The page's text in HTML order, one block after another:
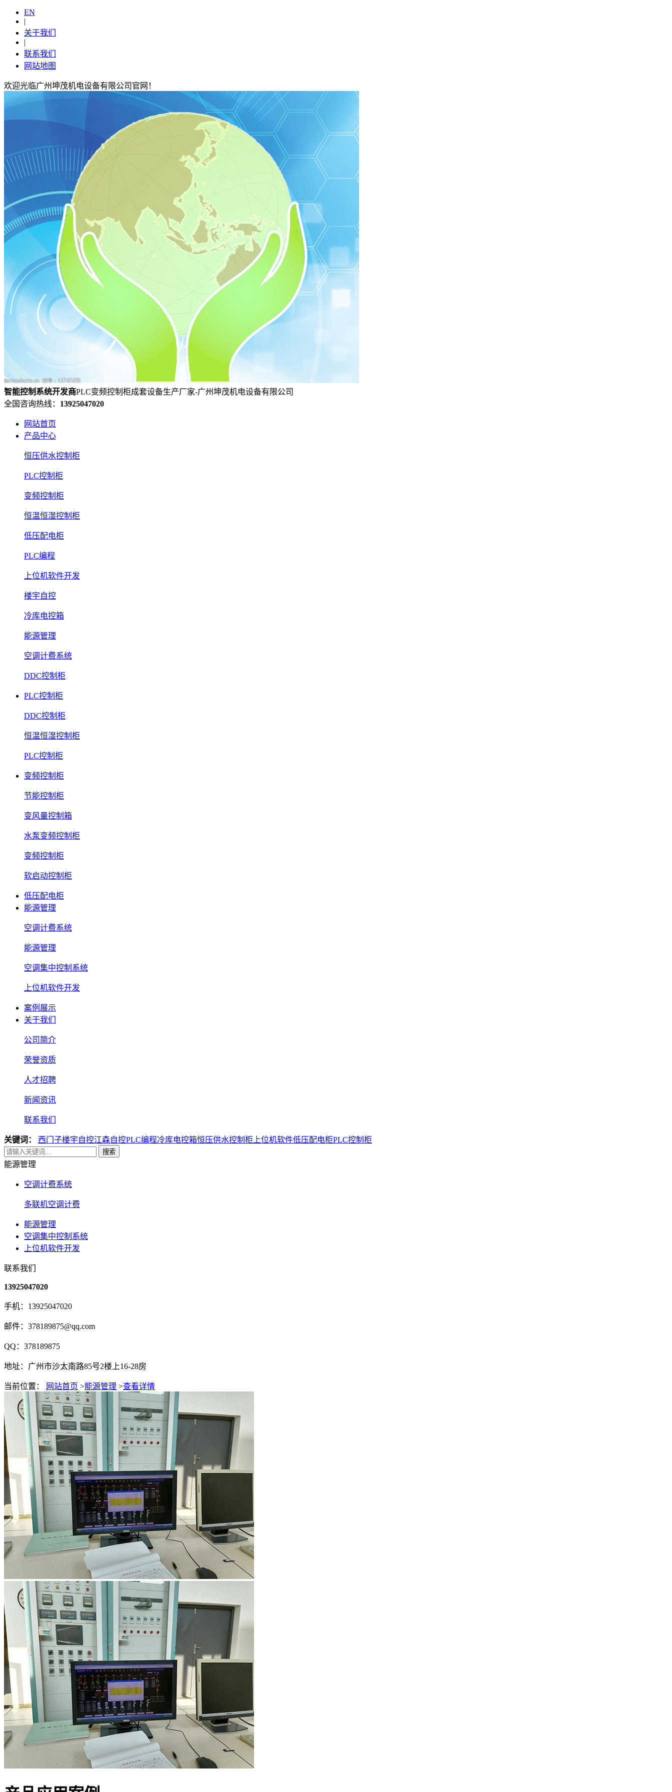
EN
|
关于我们
|
联系我们
网站地图
欢迎光临广州坤茂机电设备有限公司官网！
智能控制系统开发商PLC变频控制柜成套设备生产厂家-广州坤茂机电设备有限公司
全国咨询热线： 13925047020
网站首页
产品中心
恒压供水控制柜
PLC控制柜
变频控制柜
恒温恒湿控制柜
低压配电柜
PLC编程
上位机软件开发
楼宇自控
冷库电控箱
能源管理
空调计费系统
DDC控制柜
PLC控制柜
DDC控制柜
恒温恒湿控制柜
PLC控制柜
变频控制柜
节能控制柜
变风量控制箱
水泵变频控制柜
变频控制柜
软启动控制柜
低压配电柜
能源管理
空调计费系统
能源管理
空调集中控制系统
上位机软件开发
案例展示
关于我们
公司简介
荣誉资质
人才招聘
新闻资讯
联系我们
关键词： 西门子楼宇自控江森自控PLC编程冷库电控箱恒压供水控制柜 上位机软件低压配电柜PLC控制柜
搜索
能源管理
空调计费系统
多联机空调计费
能源管理
空调集中控制系统
上位机软件开发
联系我们
13925047020
手机：13925047020
邮件：378189875@qq.com
QQ：378189875
地址：广州市沙太南路85号2楼上16-28房
当前位置： 网站首页 >能源管理 >查看详情